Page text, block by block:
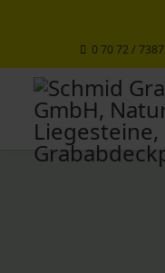
0 70 72 / 7387